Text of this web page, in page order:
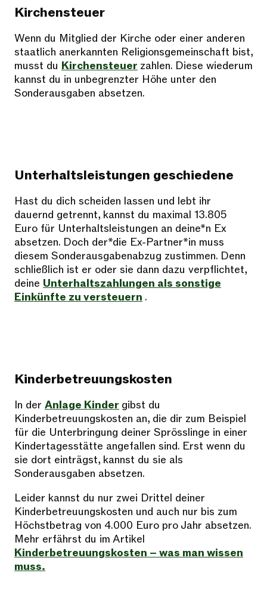
Kirchensteuer
Wenn du Mitglied der Kirche oder einer anderen
staatlich anerkannten Religionsgemeinschaft bist,
musst du Kirchensteuer zahlen. Diese wiederum
kannst du in unbegrenzter Höhe unter den
Sonderausgaben absetzen.
Unterhaltsleistungen geschiedene
Hast du dich scheiden lassen und lebt ihr
dauernd getrennt, kannst du maximal 13.805
Euro für Unterhaltsleistungen an deine*n Ex
absetzen. Doch der*die Ex-Partner*in muss
diesem Sonderausgabenabzug zustimmen. Denn
schließlich ist er oder sie dann dazu verpflichtet,
deine Unterhaltszahlungen als sonstige
Einkünfte zu versteuern .
Kinderbetreuungskosten
In der Anlage Kinder gibst du
Kinderbetreuungskosten an, die dir zum Beispiel
für die Unterbringung deiner Sprösslinge in einer
Kindertagesstätte angefallen sind. Erst wenn du
sie dort einträgst, kannst du sie als
Sonderausgaben absetzen.
Leider kannst du nur zwei Drittel deiner
Kinderbetreuungskosten und auch nur bis zum
Höchstbetrag von 4.000 Euro pro Jahr absetzen.
Mehr erfährst du im Artikel
Kinderbetreuungskosten – was man wissen
muss.